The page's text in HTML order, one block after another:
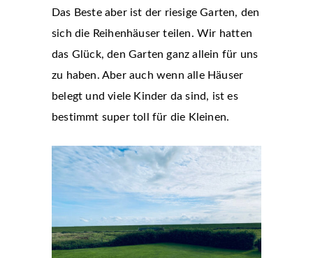
Das Beste aber ist der riesige Garten, den
sich die Reihenhäuser teilen. Wir hatten
das Glück, den Garten ganz allein für uns
zu haben. Aber auch wenn alle Häuser
belegt und viele Kinder da sind, ist es
bestimmt super toll für die Kleinen.